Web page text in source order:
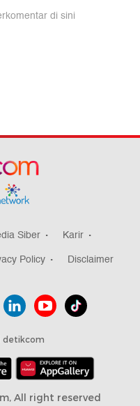
Siber
Karir
Policy Disclaimer
detikcom
All right reserved